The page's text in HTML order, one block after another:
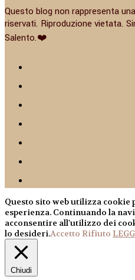
Questo blog non rappresenta
riservati. Riproduzione vietata.
Salento.❤️
Questo sito web utilizza
esperienza. Continuando la
acconsentire all'utilizzo dei
lo desideri.Accetto Rifiuto
Chiudi